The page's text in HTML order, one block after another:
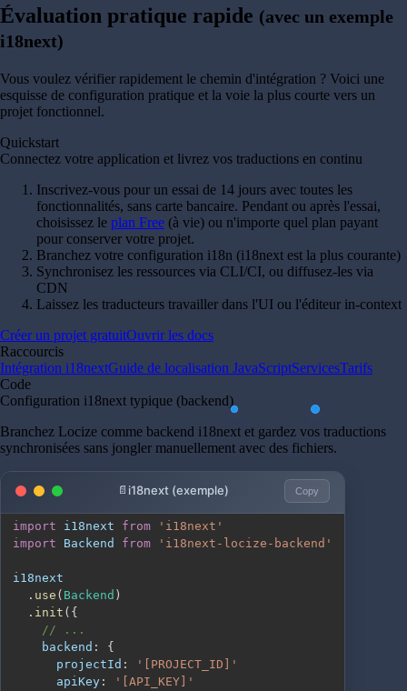
Évaluation pratique rapide (avec un exemple
i18next)
Vous voulez vérifier rapidement le chemin d'intégration ? Voici une
esquisse de configuration pratique et la voie la plus courte vers un
projet fonctionnel.
Quickstart
Connectez votre application et livrez vos traductions en continu
Inscrivez-vous pour un essai de 14 jours avec toutes les
fonctionnalités, sans carte bancaire. Pendant ou après l'essai,
choisissez le plan Free (à vie) ou n'importe quel plan payant
pour conserver votre projet.
Branchez votre configuration i18n (i18next est la plus courante)
Synchronisez les ressources via CLI/CI, ou diffusez-les via
CDN
Laissez les traducteurs travailler dans l'UI ou l'éditeur in-context
Créer un projet gratuitOuvrir les docs
Raccourcis
Intégration i18nextGuide de localisation JavaScriptServicesTarifs
Code
Configuration i18next typique (backend)
Branchez Locize comme backend i18next et gardez vos traductions
synchronisées sans jongler manuellement avec des fichiers.
i18next (exemple) Copy
import i18next from
'i18next'
import
Backend from 'i18next-locize-backend'
. use ( Backend )
. init ( {
// ...
backend :
{
projectId :
'[PROJECT_ID]'
apiKey :
'[API_KEY]'